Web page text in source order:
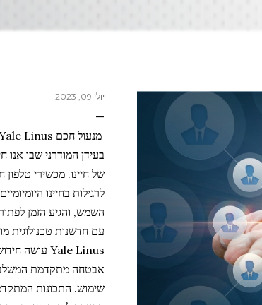
יולי 09, 2023
בעידן המודרני שבו
של חיינו. מכשירי
לרגילות בחיינו
השמש, והגיע הזמן
עם חדשנות טכנולוגית
אבטחה מתקדמת המשלבת
שימוש. התכונות